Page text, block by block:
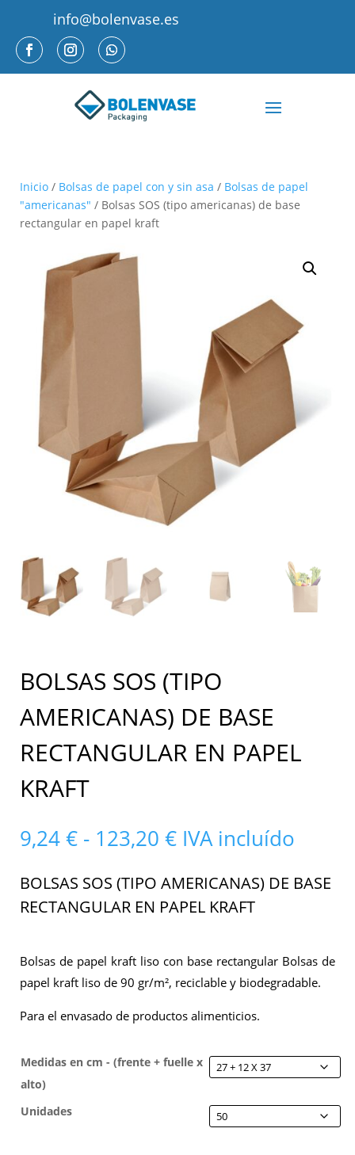
info@bolenvase.es
Inicio / Bolsas de papel con y sin asa / Bolsas de papel
"americanas" / Bolsas SOS (tipo americanas) de base
rectangular en papel kraft
BOLSAS SOS (TIPO
AMERICANAS) DE BASE
RECTANGULAR EN PAPEL
KRAFT
9,24€ - 123,20 €Rango
de
precios:
desde
9,24 €
IVA incluído
BOLSAS SOS (TIPO AMERICANAS) DE BASE
RECTANGULAR EN PAPEL KRAFT
Bolsas de papel kraft liso con base rectangular Bolsas de
papel kraft liso de 90 gr/m², reciclable y biodegradable.
Para el envasado de productos alimenticios.
Medidas en cm - (frente + fuelle x
alto)
Unidades